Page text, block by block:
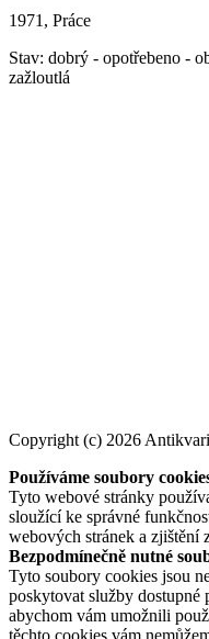
1971, Práce
Stav: dobrý - opotřebeno -
zažloutlá
Copyright (c) 2026
Používáme soubory
Tyto webové stránky
sloužící ke správné
webových stránek a zjištění
Bezpodmínečně nutné
Tyto soubory cookies jsou
poskytovat služby dostupné
abychom vám umožnili
těchto cookies vám